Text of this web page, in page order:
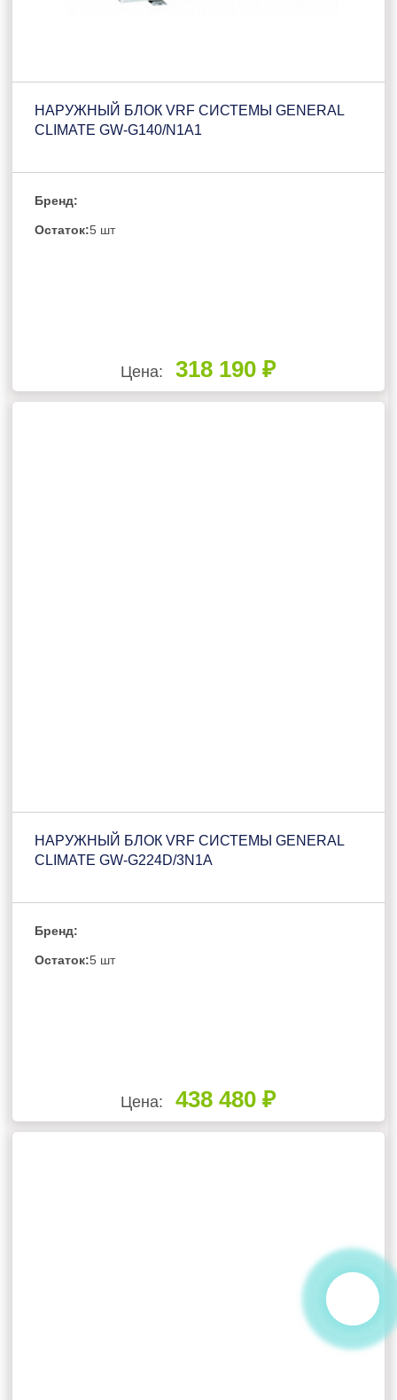
НАРУЖНЫЙ БЛОК VRF СИСТЕМЫ GENERAL
CLIMATE GW-G140/N1A1
Бренд:
Остаток:5 шт
Цена: 318 190 ₽
НАРУЖНЫЙ БЛОК VRF СИСТЕМЫ GENERAL
CLIMATE GW-G224D/3N1A
Бренд:
Остаток:5 шт
Цена: 438 480 ₽